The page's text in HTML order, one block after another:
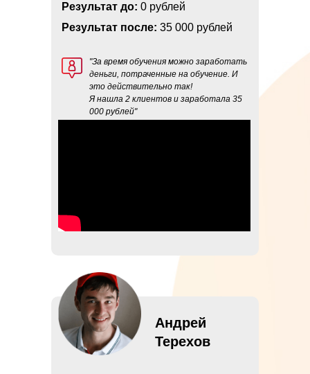
"За время обучения можно заработать
деньги, потраченные на обучение. И
это действительно так!
Я нашла 2 клиентов и заработала 35
000 рублей"
Результат до: 0 рублей
Результат после: 35 000 рублей
Андрей
Терехов